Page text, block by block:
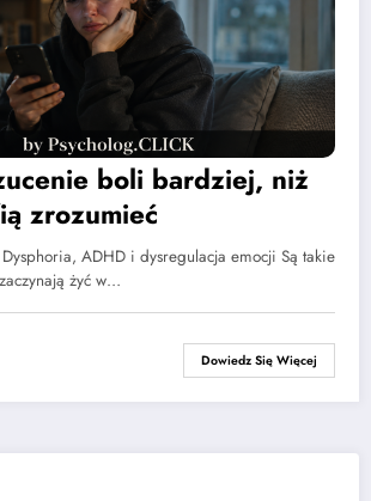
boli bardziej, niż
zrozumieć
Dysphoria, ADHD i dysregulacja emocji Są takie
żyć w…
Dowiedz Się Więcej